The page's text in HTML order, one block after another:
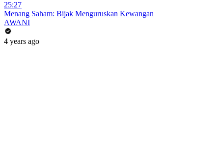
25:27
Menang Saham: Bijak Menguruskan Kewangan
AWANI
4 years ago